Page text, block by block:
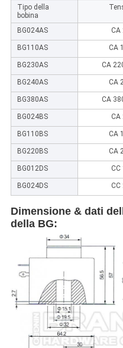
Tipo della
bobina
BG024AS CA
BG110AS CA
BG230AS CA
BG240AS CA
BG380AS CA
BG024BS CA
BG110BS CA
BG220BS CA
BG012DS CC
BG024DS CC
Dimensione & dati
della BG: